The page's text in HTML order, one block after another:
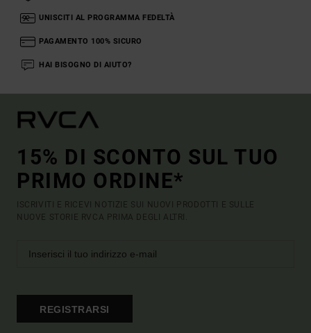
UNISCITI AL PROGRAMMA FEDELTÀ
PAGAMENTO 100% SICURO
HAI BISOGNO DI AIUTO?
15% DI SCONTO SUL TUO
PRIMO ORDINE*
ISCRIVITI E RICEVI NOTIZIE SUI NUOVI PRODOTTI E SULLE
NUOVE STORIE RVCA PRIMA DEGLI ALTRI.
REGISTRARSI